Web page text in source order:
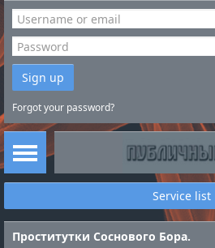
Sign up
Forgot your password?
Service list
Проститутки Соснового Бора.